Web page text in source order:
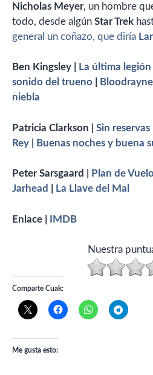
Nicholas Meyer, un hombre
todo, desde algún Star Trek
general un coñazo, que diría
Ben Kingsley | La última legión
sonido del trueno
Bloodrayne
niebla
Patricia Clarkson | Sin reservas
Rey
Buenas noches y buena
Peter Sarsgaard | Plan de
Jarhead
La Llave del Mal
Enlace | IMDB
Nuestra
Comparte Cuak:
Me gusta esto: